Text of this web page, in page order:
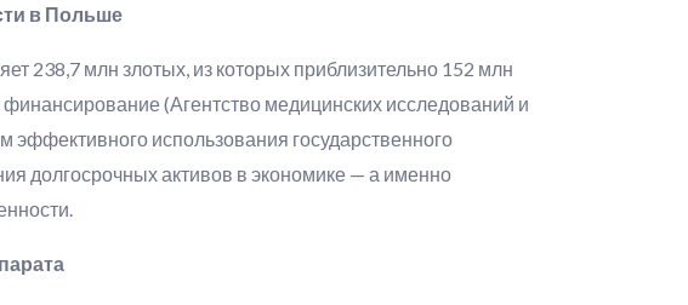
в Польше
238,7 млн ​​злотых, из которых приблизительно 152 млн
(Агентство медицинских исследований и
использования государственного
долгосрочных активов в экономике — а именно